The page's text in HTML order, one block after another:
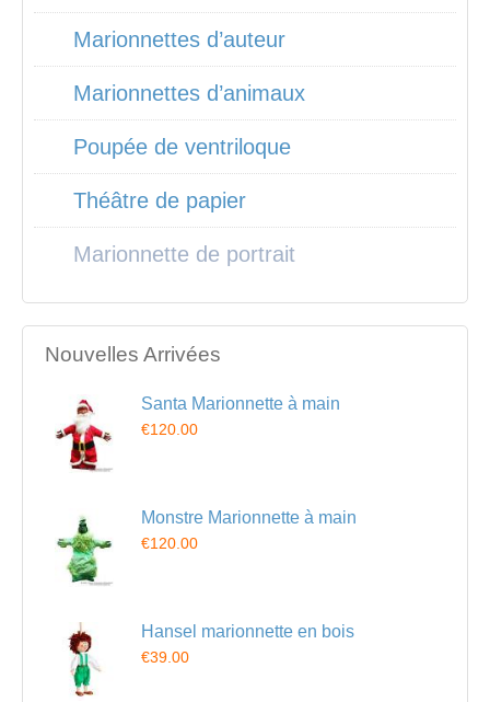
Marionnettes d’auteur
Marionnettes d’animaux
Poupée de ventriloque
Théâtre de papier
Marionnette de portrait
Nouvelles Arrivées
Santa Marionnette à main
€120.00
Monstre Marionnette à main
€120.00
Hansel marionnette en bois
€39.00